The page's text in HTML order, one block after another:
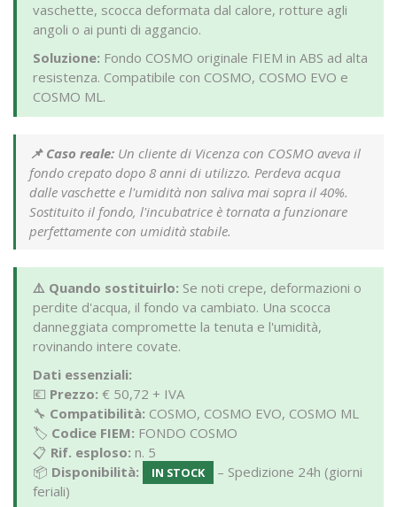
vaschette, scocca deformata dal calore, rotture agli
angoli o ai punti di aggancio.
Soluzione: Fondo COSMO originale FIEM in ABS ad alta
resistenza. Compatibile con COSMO, COSMO EVO e
COSMO ML.
📌 Caso reale: Un cliente di Vicenza con COSMO aveva il
fondo crepato dopo 8 anni di utilizzo. Perdeva acqua
dalle vaschette e l'umidità non saliva mai sopra il 40%.
Sostituito il fondo, l'incubatrice è tornata a funzionare
perfettamente con umidità stabile.
⚠️ Quando sostituirlo: Se noti crepe, deformazioni o
perdite d'acqua, il fondo va cambiato. Una scocca
danneggiata compromette la tenuta e l'umidità,
rovinando intere covate.
Dati essenziali:
💶 Prezzo: € 50,72 + IVA
🔧 Compatibilità: COSMO, COSMO EVO, COSMO ML
🏷️ Codice FIEM: FONDO COSMO
📋 Rif. esploso: n. 5
📦 Disponibilità: IN STOCK
– Spedizione 24h (giorni
feriali)